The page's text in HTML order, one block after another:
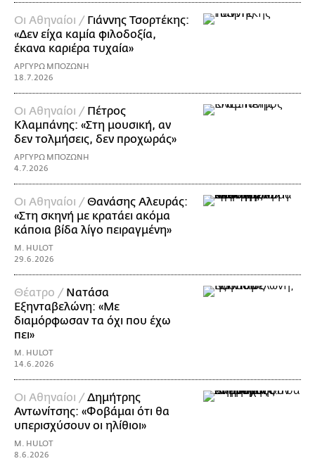
Οι Αθηναίοι / Γιάννης Τσορτέκης:
«Δεν είχα καμία φιλοδοξία,
έκανα καριέρα τυχαία»
ΑΡΓΥΡΩ ΜΠΟΖΩΝΗ
18.7.2026
Οι Αθηναίοι / Πέτρος
Κλαμπάνης: «Στη μουσική, αν
δεν τολμήσεις, δεν προχωράς»
ΑΡΓΥΡΩ ΜΠΟΖΩΝΗ
4.7.2026
Οι Αθηναίοι /Θανάσης Αλευράς:
«Στη σκηνή με κρατάει ακόμα
κάποια βίδα λίγο πειραγμένη»
M. HULOT
29.6.2026
Θέατρο / Νατάσα
Εξηνταβελώνη: «Με
διαμόρφωσαν τα όχι που έχω
πει»
M. HULOT
14.6.2026
Οι Αθηναίοι /Δημήτρης
Αντωνίτσης: «Φοβάμαι ότι θα
υπερισχύσουν οι ηλίθιοι»
M. HULOT
8.6.2026